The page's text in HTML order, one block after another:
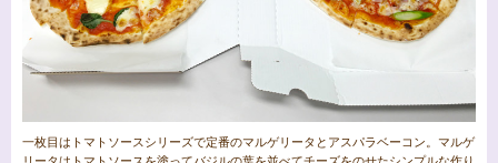
一枚目はトマトソースシリーズで定番のマルゲリータとアスパラベーコン。マルゲ